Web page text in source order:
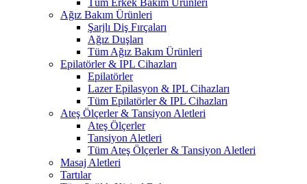
Tüm Erkek Bakım Ürünleri
Ağız Bakım Ürünleri
Şarjlı Diş Fırçaları
Ağız Duşları
Tüm Ağız Bakım Ürünleri
Epilatörler & IPL Cihazları
Epilatörler
Lazer Epilasyon & IPL Cihazları
Tüm Epilatörler & IPL Cihazları
Ateş Ölçerler & Tansiyon Aletleri
Ateş Ölçerler
Tansiyon Aletleri
Tüm Ateş Ölçerler & Tansiyon Aletleri
Masaj Aletleri
Tartılar